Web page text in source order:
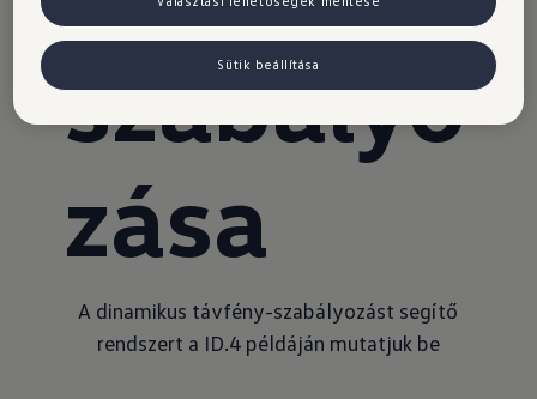
szabályo
zása
A dinamikus távfény-szabályozást segítő
rendszert a ID.4 példáján mutatjuk be
Sütik beállítása